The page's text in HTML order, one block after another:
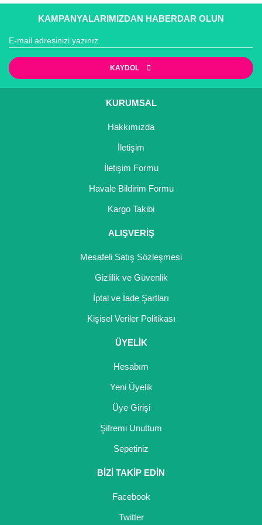
Ürün fiyatı diğer sitelerden daha pahalı.
KAMPANYALARIMIZDAN HABERDAR OLUN
KAYDOL
KURUMSAL
Hakkımızda
İletişim
İletişim Formu
Havale Bildirim Formu
Kargo Takibi
ALIŞVERİŞ
Mesafeli Satış Sözleşmesi
Gizlilik ve Güvenlik
İptal ve İade Şartları
Kişisel Veriler Politikası
ÜYELİK
Hesabım
Yeni Üyelik
Üye Girişi
Şifremi Unuttum
Sepetiniz
BİZİ TAKİP EDİN
Facebook
Twitter